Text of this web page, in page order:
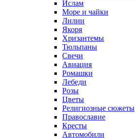
Ислам
Море и чайки
Лилии
Якоря
Хризантемы
Тюльпаны
Свечи
Авиация
Ромашки
Лебеди
Розы
Цветы
Религиозные сюжеты
Православие
Кресты
Автомобили